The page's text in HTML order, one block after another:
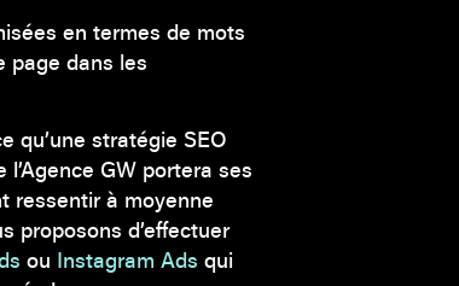
en termes de mots
page dans les
qu’une stratégie SEO
GW portera ses
ressentir à moyenne
proposons d’effectuer
ou Instagram Ads qui